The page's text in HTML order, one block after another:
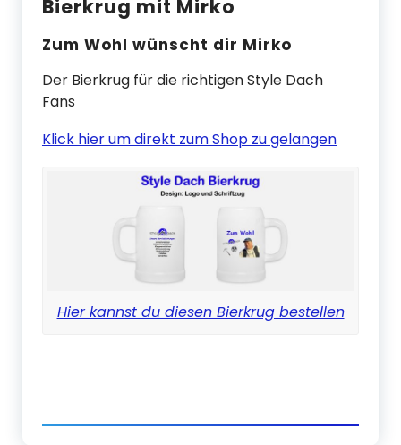
Bierkrug mit Mirko
Zum Wohl wünscht dir Mirko
Der Bierkrug für die richtigen Style Dach
Fans
Klick hier um direkt zum Shop zu gelangen
Hier kannst du diesen Bierkrug bestellen